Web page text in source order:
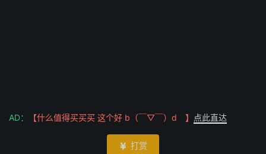
AD： 【什么值得买买买 这个好 b（￣▽￣）d 】 点此直达
 打赏